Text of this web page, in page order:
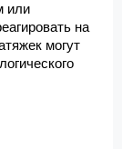
или
на
могут